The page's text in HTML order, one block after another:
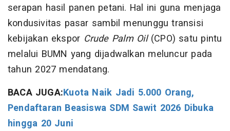
serapan hasil panen petani. Hal ini guna menjaga
kondusivitas pasar sambil menunggu transisi
kebijakan ekspor Crude Palm Oil(CPO) satu pintu
melalui BUMN yang dijadwalkan meluncur pada
tahun 2027 mendatang.
BACA JUGA:Kuota Naik Jadi 5.000 Orang,
Pendaftaran Beasiswa SDM Sawit 2026 Dibuka
hingga 20 Juni